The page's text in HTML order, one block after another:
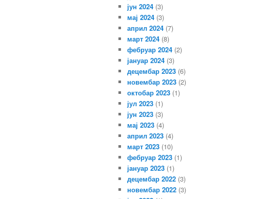
јун 2024 (3)
мај 2024 (3)
април 2024 (7)
март 2024 (8)
фебруар 2024 (2)
јануар 2024 (3)
децембар 2023 (6)
новембар 2023 (2)
октобар 2023 (1)
јул 2023 (1)
јун 2023 (3)
мај 2023 (4)
април 2023 (4)
март 2023 (10)
фебруар 2023 (1)
јануар 2023 (1)
децембар 2022 (3)
новембар 2022 (3)